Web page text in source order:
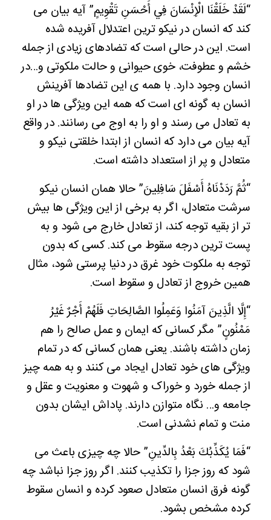
“لَقَدْ خَلَقْنَا الْإِنْسَانَ فِي أَحْسَنِ تَقْوِيمٍ” آیه بیان می
کند که انسان در نیکو ترین اعتدلال آفریده شده
است. این در حالی است که تضادهای زیادی از جمله
خشم و عطوفت، خوی حیوانی و حالت ملکوتی و…در
انسان وجود دارد. با همه ی این تضادها آفرینش
انسان به گونه ای است که همه این ویژگی ها در او
به تعادل می رسند و او را به اوج می رسانند. در واقع
آیه بیان می دارد که انسان از ابتدا خلقتی نیکو و
متعادل و پر از استعداد داشته است.
“ثُمَّ رَدَدْنَاهُ أَسْفَلَ سَافِلِينَ” حالا همان انسان نیکو
سرشت متعادل، اگر به برخی از این ویژگی ها بیش
تر از بقیه توجه کند، از تعادل خارج می شود و به
پست ترین درجه سقوط می کند. کسی که بدون
توجه به ملکوت خود غرق در دنیا پرستی شود، مثال
همین خروج از تعادل و سقوط است.
“إِلَّا الَّذِينَ آمَنُوا وَعَمِلُوا الصَّالِحَاتِ فَلَهُمْ أَجْرٌ غَيْرُ
مَمْنُونٍ” مگر کسانی که ایمان و عمل صالح را هم
زمان داشته باشند. یعنی همان کسانی که در تمام
ویژگی های خود تعادل ایجاد می کنند و به همه چیز
از جمله خورد و خوراک و شهوت و معنویت و عقل و
جامعه و… نگاه متوازن دارند. پاداش ایشان بدون
منت و تمام نشدنی است.
“فَمَا يُكَذِّبُكَ بَعْدُ بِالدِّينِ” حالا چه چیزی باعث می
شود که روز جزا را تکذیب کنند. اگر روز جزا نباشد چه
گونه فرق انسان متعادل صعود کرده و انسان سقوط
کرده مشخص بشود.